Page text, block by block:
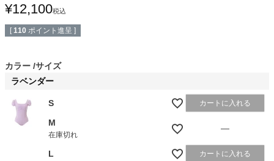
¥12,100税込
[ 110 ポイント進呈 ]
カラー サイズ
ラベンダー
S カートに入れる
M
在庫切れ
—
L カートに入れる